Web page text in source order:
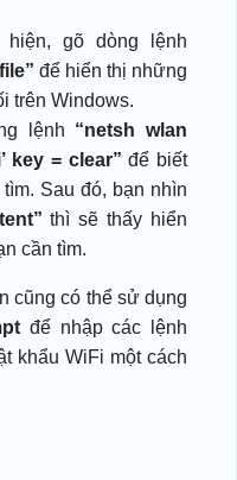
gõ dòng lệnh
để hiển thị những
trên Windows.
lệnh “netsh wlan
key = clear” để biết
Sau đó, bạn nhìn
thì sẽ thấy hiển
cần tìm.
cũng có thể sử dụng
để nhập các lệnh
khẩu WiFi một cách